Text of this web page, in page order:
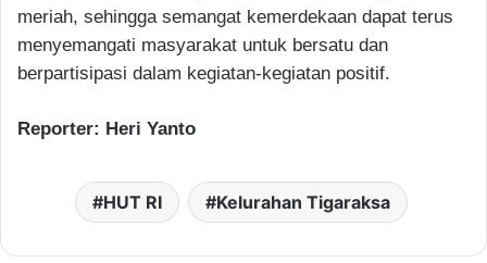
meriah, sehingga semangat kemerdekaan dapat terus
menyemangati masyarakat untuk bersatu dan
berpartisipasi dalam kegiatan-kegiatan positif.
Reporter: Heri Yanto
HUT RI Kelurahan Tigaraksa